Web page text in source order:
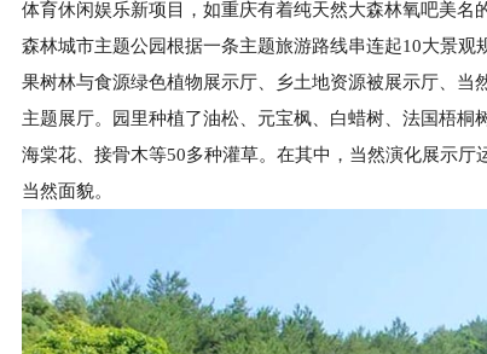
体育休闲娱乐新项目，如重庆有着纯天然大森林氧吧美名
森林城市主题公园根据一条主题旅游路线串连起10大景观
果树林与食源绿色植物展示厅、乡土地资源被展示厅、
主题展厅。园里种植了油松、元宝枫、白蜡树、法国梧桐
海棠花、接骨木等50多种灌草。在其中，当然演化展示
当然面貌。